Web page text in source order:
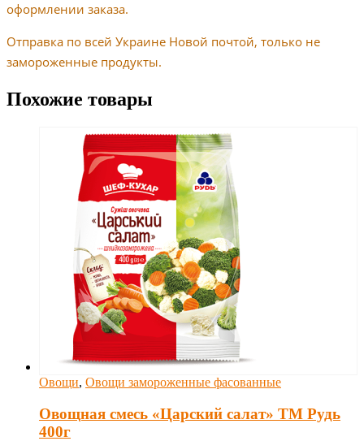
оформлении заказа.
Отправка по всей Украине Новой почтой, только не
замороженные продукты.
Похожие товары
Овощи, Овощи замороженные фасованные
Овощная смесь «Царский салат» ТМ Рудь
400г